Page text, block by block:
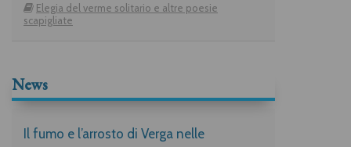
Elegia del verme solitario e altre poesie
scapigliate
News
Il fumo e l’arrosto di Verga nelle